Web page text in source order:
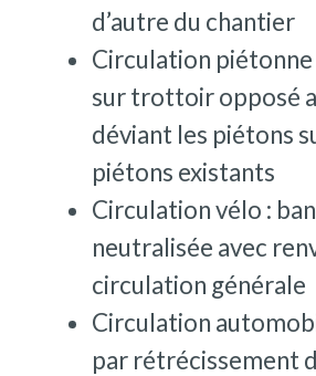
d’autre du chantier
Circulation piétonne
sur trottoir opposé
déviant les piétons
piétons existants
Circulation vélo :
neutralisée avec
circulation générale
Circulation
par rétrécissement